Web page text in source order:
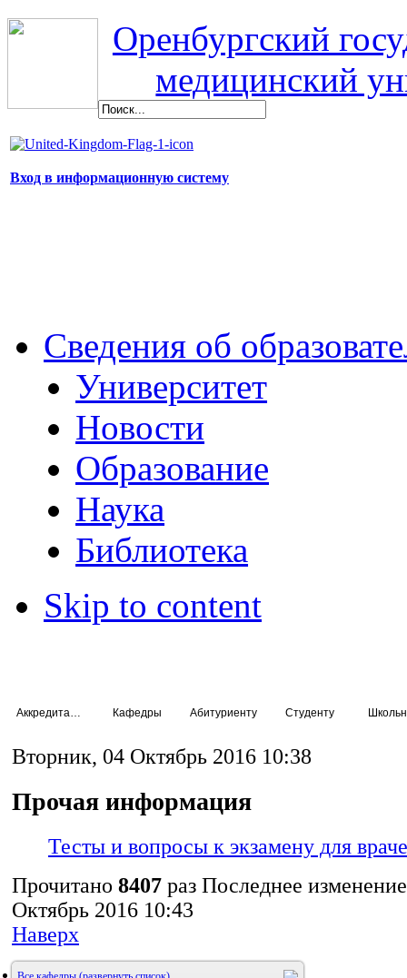
Оренбургский
медицинский
Вход в информационную систему
Сведения об
Университет
Новости
Образование
Наука
Библиотека
Skip to content
Кафедры Абитуриенту Студенту
Вторник, 04 Октябрь 2016 10:38
Прочая информация
Тесты и вопросы к экзамену для
Прочитано 8407 раз Последнее
Октябрь 2016 10:43
Наверх